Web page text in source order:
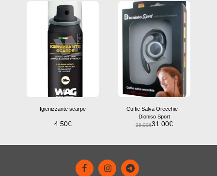
Igienizzante scarpe
4.50€
Cuffie Salva Orecchie –
Dioniso Sport
38.90€31.00€